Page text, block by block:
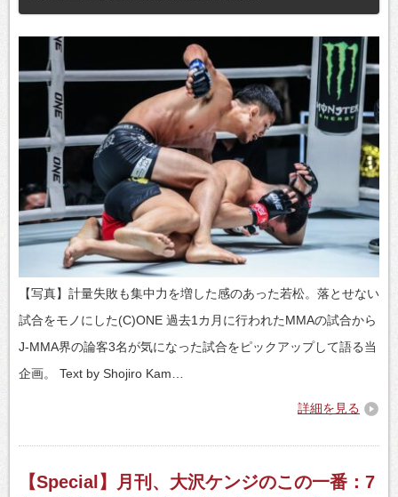
【写真】計量失敗も集中力を増した感のあった若松。落とせない
試合をモノにした(C)ONE 過去1カ月に行われたMMAの試合から
J-MMA界の論客3名が気になった試合をピックアップして語る当
企画。 Text by Shojiro Kam…
詳細を見る
【Special】月刊、大沢ケンジのこの一番：7